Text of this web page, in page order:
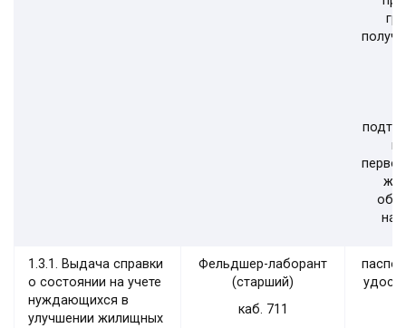
1.3.1. Выдача справки
о состоянии на учете
нуждающихся в
улучшении жилищных
Фельдшер-лаборант
(старший)
каб. 711